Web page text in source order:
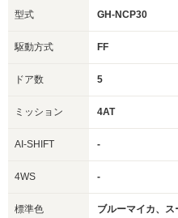
型式 GH-NCP30
駆動方式 FF
ドア数 5
ミッション 4AT
AI-SHIFT -
4WS -
標準色
ブルーマイカ、